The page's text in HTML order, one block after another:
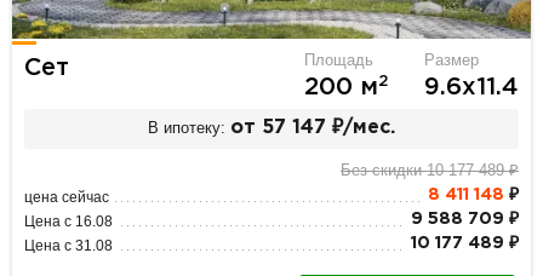
Сет Площадь
200 м2
Размер
9.6х11.4
В ипотеку: от 57 147 ₽/мес.
Без скидки 10 177 489 ₽
цена сейчас 8 411 148 ₽
Цена с 16.08 9 588 709 ₽
Цена с 31.08 10 177 489 ₽